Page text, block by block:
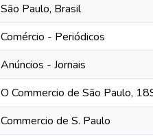
São Paulo, Brasil
Comércio - Periódicos
Anúncios - Jornais
O Commercio de São Paulo,
Commercio de S. Paulo